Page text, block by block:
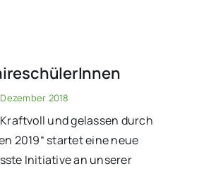
2018
und gelassen durch
2019“ startet eine neue
Initiative an unserer